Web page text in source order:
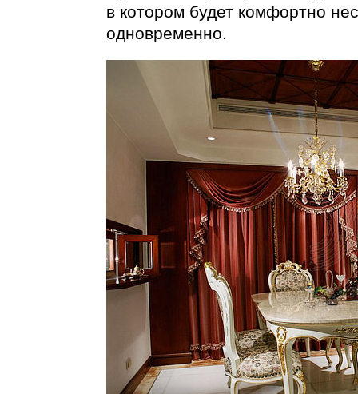
в котором будет комфортно
одновременно.